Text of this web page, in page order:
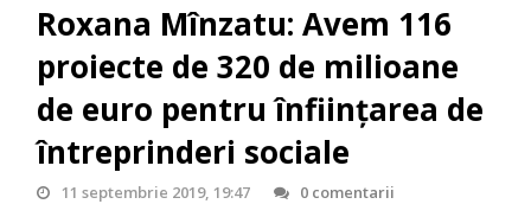
Roxana Mînzatu: Avem 116
proiecte de 320 de milioane
de euro pentru înfiinţarea de
întreprinderi sociale
11 septembrie 2019, 19:47 0 comentarii